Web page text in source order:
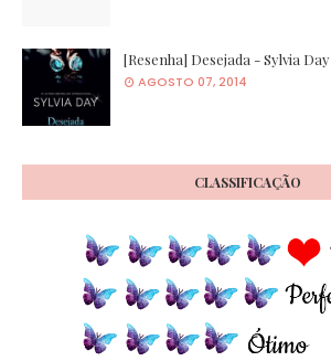
[Resenha] Desejada - Sylvia Day
AGOSTO 07, 2014
CLASSIFICAÇÃO